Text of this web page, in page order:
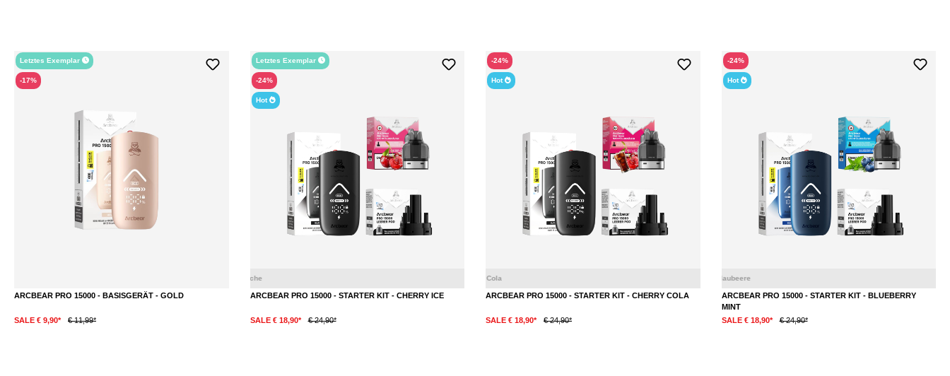
Letztes Exemplar
-17%
ARCBEAR PRO 15000 - BASISGERÄT - GOLD
SALE € 9,90* € 11,99*
Letztes Exemplar
-24%
Hot
ARCBEAR PRO 15000 - STARTER KIT - CHERRY ICE
SALE € 18,90* € 24,90*
-24%
Hot
Kirsche
ARCBEAR PRO 15000 - STARTER KIT - CHERRY COLA
SALE € 18,90* € 24,90*
-24%
Hot
ARCBEAR PRO 15000 - STARTER KIT - BLUEBERRY
MINT
SALE € 18,90*
€ 24,90*